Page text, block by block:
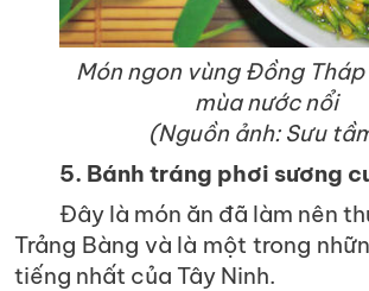
Món ngon vùng Đồng
mùa nước nổi
(Nguồn ảnh: Sưu
5. Bánh tráng phơi sương
Đây là món ăn đã làm nên
Trảng Bàng và là một trong
tiếng nhất của Tây Ninh.